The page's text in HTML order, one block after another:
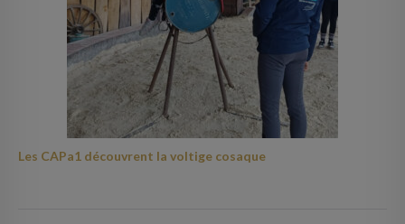
Les CAPa1 découvrent la voltige cosaque